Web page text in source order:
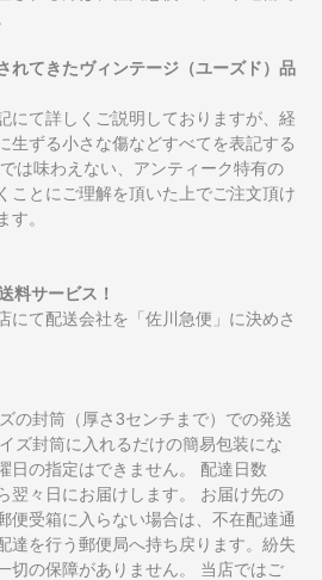
れてきたヴィンテージ（ユーズド）品
にて詳しくご説明しておりますが、経
生ずる小さな傷などすべてを表記する
は味わえない、アンティーク特有の
ことにご理解を頂いた上でご注文頂け
す。
料サービス！
にて配送会社を「佐川急便」に決めさ
の封筒（厚さ3センチまで）での発送
ズ封筒に入れるだけの簡易包装にな
日の指定はできません。 配達日数
翌々日にお届けします。 お届け先の
便受箱に入らない場合は、不在配達通
達を行う郵便局へ持ち戻ります。紛失
切の保障がありません。 当店ではご